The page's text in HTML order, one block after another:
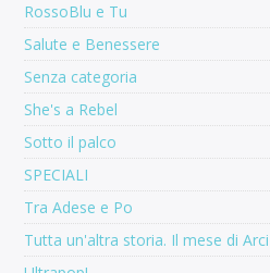
RossoBlu e Tu
Salute e Benessere
Senza categoria
She's a Rebel
Sotto il palco
SPECIALI
Tra Adese e Po
Tutta un'altra storia. Il mese di